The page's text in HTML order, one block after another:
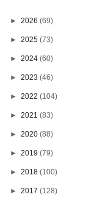
► 2026 (69)
► 2025 (73)
► 2024 (60)
► 2023 (46)
► 2022 (104)
► 2021 (83)
► 2020 (88)
► 2019 (79)
► 2018 (100)
► 2017 (128)